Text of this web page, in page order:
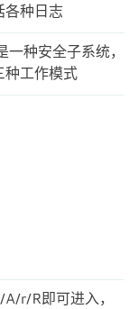
各种日志
种安全子系统，
种工作模式
r/R即可进入，